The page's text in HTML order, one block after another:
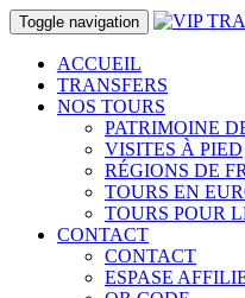
Toggle navigation
ACCUEIL
TRANSFERS
NOS TOURS
PATRIMOINE
VISITES À PIED
RÉGIONS DE
TOURS EN
TOURS POUR
CONTACT
CONTACT
ESPASE